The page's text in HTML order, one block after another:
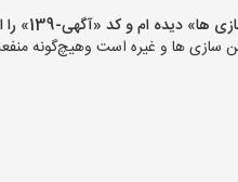
و کد «آگهی-139» را اعلام کنید»
ها و غیره است وهیچ‌گونه